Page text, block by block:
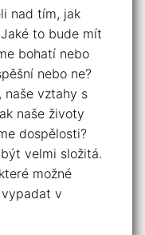
nad tím, jak
to bude mít
bohatí nebo
nebo ne?
naše vztahy s
naše životy
dospělosti?
velmi složitá.
možné
v